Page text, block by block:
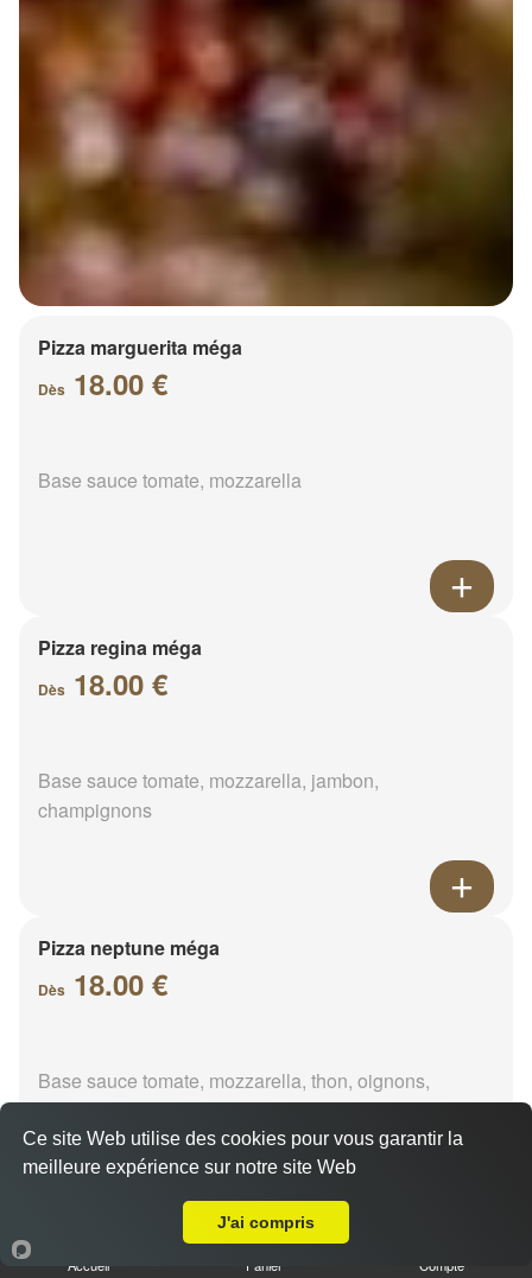
Pizza marguerita méga
Dès 18.00 €
Base sauce tomate, mozzarella
Pizza regina méga
Dès 18.00 €
Base sauce tomate, mozzarella, jambon,
champignons
Pizza neptune méga
Dès 18.00 €
Base sauce tomate, mozzarella, thon, oignons,
poivrons, olives
Pizza napolitaine méga
Accueil Panier Compte
Ce site Web utilise des cookies pour vous garantir la
meilleure expérience sur notre site Web
J'ai compris